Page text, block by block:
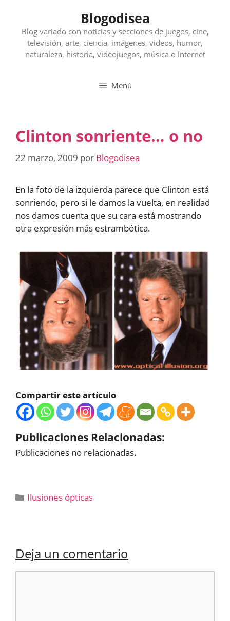
contenido
Blogodisea
Blog variado con noticias y secciones de juegos, cine,
televisión, arte, ciencia, imágenes, videos, humor,
naturaleza, historia, videojuegos, música o Internet
Menú
Clinton sonriente… o no
22 marzo, 2009 por Blogodisea
En la foto de la izquierda parece que Clinton está
sonriendo, pero si le damos la vuelta, en realidad
nos damos cuenta que su cara está mostrando
otra expresión más estrambótica.
Compartir este artículo
Publicaciones Relacionadas:
Publicaciones no relacionadas.
Categorías
Ilusiones ópticas
Deja un comentario